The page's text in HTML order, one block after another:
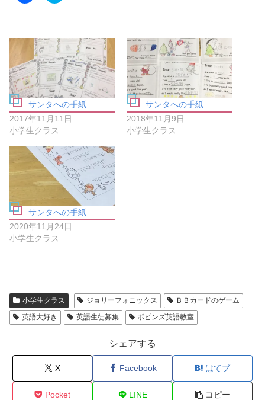
o
で
共
有
す
る
に
は
ク
リ
ッ
ク
て
く
だ
さ
い
ウ
ィ
ン
ド
)
T
t
t
e
r
で
共
有
(
新
ウ
ィ
ン
ド
ウ
で
開
き
ま
す
)
サンタへの手紙
2017年11月11日
小学生クラス
サンタへの手紙
2018年11月9日
小学生クラス
サンタへの手紙
2020年11月24日
小学生クラス
小学生クラス ジョリーフォニックス
ＢＢカードのゲーム
英語大好き
英語生徒募集 ポピンズ英語教室
シェアする
X Facebook はてブ
Pocket LINE コピー